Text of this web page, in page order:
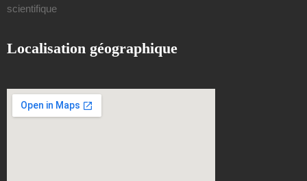
scientifique
Localisation géographique